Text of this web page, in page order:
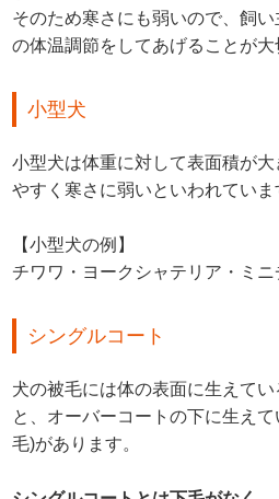
そのため寒さにも弱いので、飼
の体温調節をしてあげることが大
小型犬
小型犬は体重に対して表面積が
やすく寒さに弱いといわれていま
【小型犬の例】
チワワ・ヨークシャテリア・ミ
シングルコート
犬の被毛には体の表面に生えて
と、オーバーコートの下に生え
毛)があります。